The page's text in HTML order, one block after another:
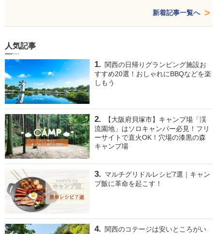
新着記事一覧へ
人気記事
関西の日帰りグランピング施設お
すすめ20選！おしゃれにBBQなどを楽
しもう
【大阪府貝塚市】キャンプ場「渓
流園地」はソロキャンパー必見！フリ
ーサイトで直火OK！穴場の漆黒の森
キャンプ場
マルチグリドルレシピ7選｜キャン
プ飯に革命を起こす！
関西のコテージは安いところがい